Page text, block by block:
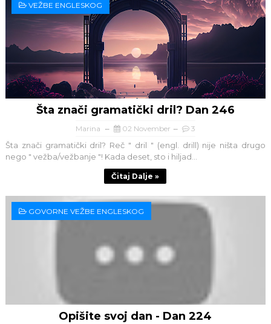
VEŽBE ENGLESKOG
Šta znači gramatički dril? Dan 246
Marina 02 November 3
Šta znači gramatički dril? Reč " dril " (engl. drill) nije ništa drugo
nego " vežba/vežbanje "! Kada deset, sto i hiljad...
Čitaj Dalje »
GOVORNE VEŽBE ENGLESKOG
Opišite svoj dan - Dan 224